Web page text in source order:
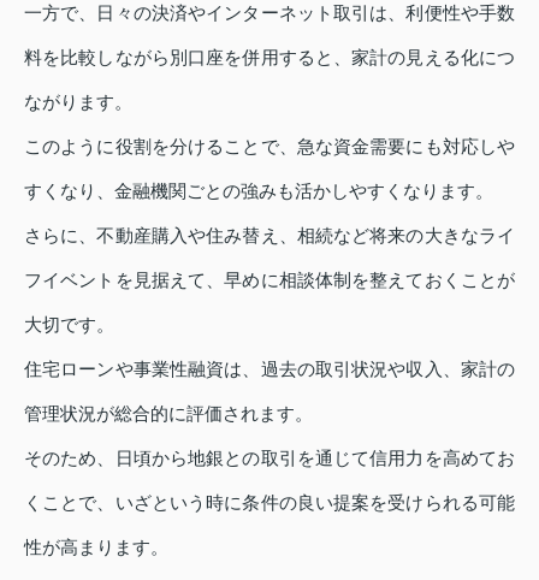
一方で、日々の決済やインターネット取引は、利便性や手数
料を比較しながら別口座を併用すると、家計の見える化につ
ながります。
このように役割を分けることで、急な資金需要にも対応しや
すくなり、金融機関ごとの強みも活かしやすくなります。
さらに、不動産購入や住み替え、相続など将来の大きなライ
フイベントを見据えて、早めに相談体制を整えておくことが
大切です。
住宅ローンや事業性融資は、過去の取引状況や収入、家計の
管理状況が総合的に評価されます。
そのため、日頃から地銀との取引を通じて信用力を高めてお
くことで、いざという時に条件の良い提案を受けられる可能
性が高まります。